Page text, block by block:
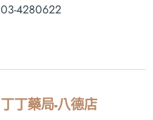
03-4280622
丁丁藥局-八德店